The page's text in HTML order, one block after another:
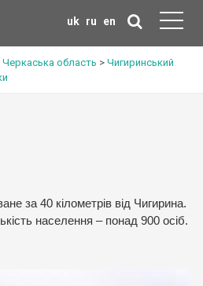
uk ru en
Черкаська область > Чигиринський
за 40 кілометрів від Чигирина.
населення – понад 900 осіб.